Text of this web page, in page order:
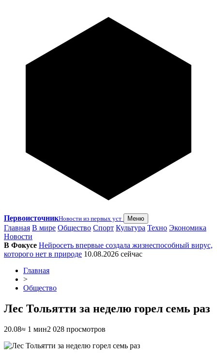
ПервоисточникНовости из первых уст Меню
Главная В мире Общество Спорт Культура Техно Экономика
Новости
В Фокусе Нейросеть впервые создала жизнеспособный вирус,
которого нет в природе 10.08.2026 сейчас
Главная
>
Общество
Лес Тольятти за неделю горел семь раз
20.08≈ 1 мин2 028 просмотров